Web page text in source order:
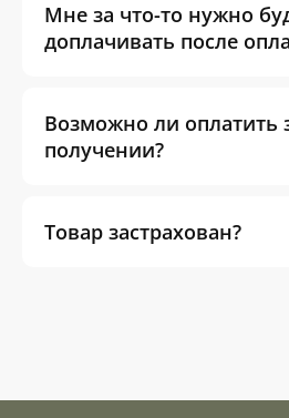
Мне за что-то нужно
доплачивать после
Возможно ли оплатить
получении?
Товар застрахован?